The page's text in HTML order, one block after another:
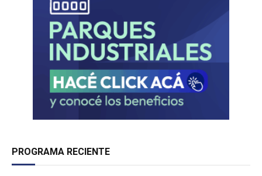
PROGRAMA RECIENTE